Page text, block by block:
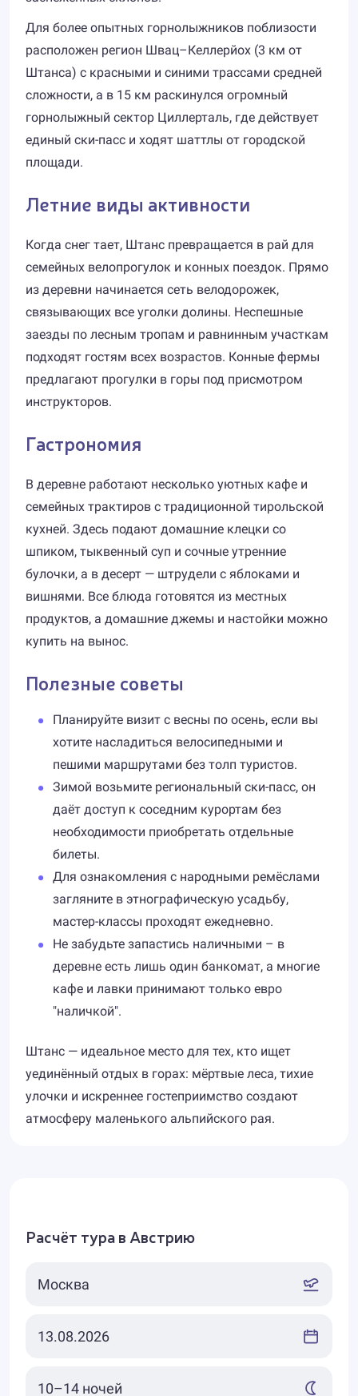
Для более опытных горнолыжников поблизости
расположен регион Швац–Келлерйох (3 км от
Штанса) с красными и синими трассами средней
сложности, а в 15 км раскинулся огромный
горнолыжный сектор Циллерталь, где действует
единый ски-пасс и ходят шаттлы от городской
площади.
Летние виды активности
Когда снег тает, Штанс превращается в рай для
семейных велопрогулок и конных поездок. Прямо
из деревни начинается сеть велодорожек,
связывающих все уголки долины. Неспешные
заезды по лесным тропам и равнинным участкам
подходят гостям всех возрастов. Конные фермы
предлагают прогулки в горы под присмотром
инструкторов.
Гастрономия
В деревне работают несколько уютных кафе и
семейных трактиров с традиционной тирольской
кухней. Здесь подают домашние клецки со
шпиком, тыквенный суп и сочные утренние
булочки, а в десерт — штрудели с яблоками и
вишнями. Все блюда готовятся из местных
продуктов, а домашние джемы и настойки можно
купить на вынос.
Полезные советы
Планируйте визит с весны по осень, если вы
хотите насладиться велосипедными и
пешими маршрутами без толп туристов.
Зимой возьмите региональный ски-пасс, он
даёт доступ к соседним курортам без
необходимости приобретать отдельные
билеты.
Для ознакомления с народными ремёслами
загляните в этнографическую усадьбу,
мастер-классы проходят ежедневно.
Не забудьте запастись наличными – в
деревне есть лишь один банкомат, а многие
кафе и лавки принимают только евро
"наличкой".
Штанс — идеальное место для тех, кто ищет
уединённый отдых в горах: мёртвые леса, тихие
улочки и искреннее гостеприимство создают
атмосферу маленького альпийского рая.
Расчёт тура в Австрию